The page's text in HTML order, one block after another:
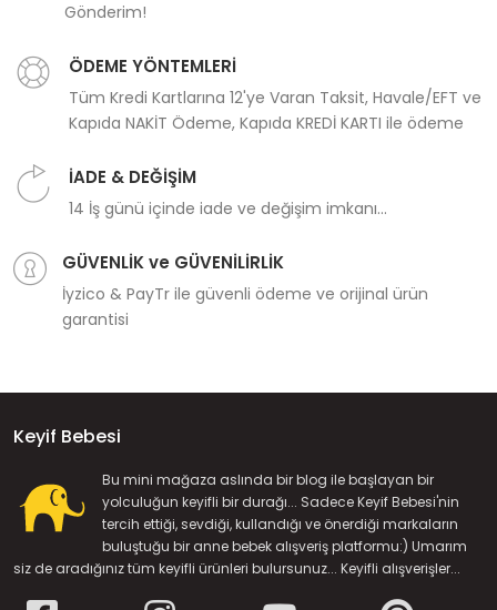
Gönderim!
ÖDEME YÖNTEMLERİ
Tüm Kredi Kartlarına 12'ye Varan Taksit, Havale/EFT ve
Kapıda NAKİT Ödeme, Kapıda KREDİ KARTI ile ödeme
İADE & DEĞİŞİM
14 İş günü içinde iade ve değişim imkanı...
GÜVENLİK ve GÜVENİLİRLİK
İyzico & PayTr ile güvenli ödeme ve orijinal ürün
garantisi
Keyif Bebesi
Bu mini mağaza aslında bir blog ile başlayan bir
yolculuğun keyifli bir durağı... Sadece Keyif Bebesi'nin
tercih ettiği, sevdiği, kullandığı ve önerdiği markaların
buluştuğu bir anne bebek alışveriş platformu:) Umarım
siz de aradığınız tüm keyifli ürünleri bulursunuz... Keyifli alışverişler...